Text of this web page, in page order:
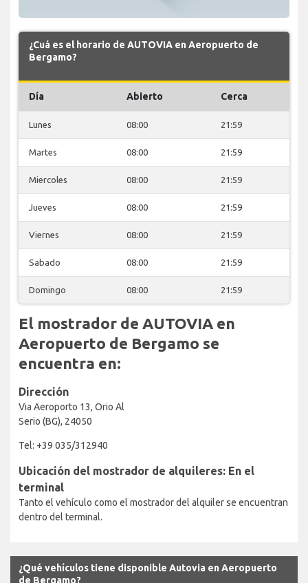
¿Cuá es el horario de AUTOVIA en Aeropuerto de
Bergamo?
Día Abierto Cerca
Lunes 08:00 21:59
Martes 08:00 21:59
Miercoles 08:00 21:59
Jueves 08:00 21:59
Viernes 08:00 21:59
Sabado 08:00 21:59
Domingo 08:00 21:59
El mostrador de AUTOVIA en
Aeropuerto de Bergamo se
encuentra en:
Dirección
Via Aeroporto 13, Orio Al
Serio (BG), 24050
Tel: +39 035/312940
Ubicación del mostrador de alquileres: En el
terminal
Tanto el vehículo como el mostrador del alquiler se encuentran
dentro del terminal.
¿Qué vehículos tiene disponible Autovia en Aeropuerto
de Bergamo?